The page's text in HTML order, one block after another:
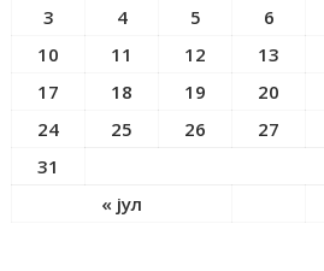
« јул
3
4 5 6
10
11 12 13
17
18 19 20
24
25 26 27
31